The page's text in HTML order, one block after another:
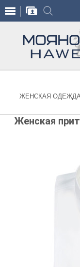
ЖЕНСКАЯ ОДЕЖДА
Женская